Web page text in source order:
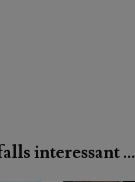
interessant …